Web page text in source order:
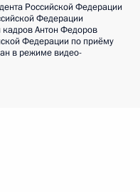
Российской Федерации
Федерации
кадров Антон Федоров
Федерации по приёму
в режиме видео-